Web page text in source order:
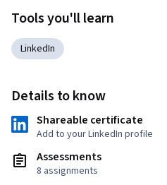
Tools you'll learn
LinkedIn
Details to know
Shareable certificate
Add to your LinkedIn profile
Assessments
8 assignments